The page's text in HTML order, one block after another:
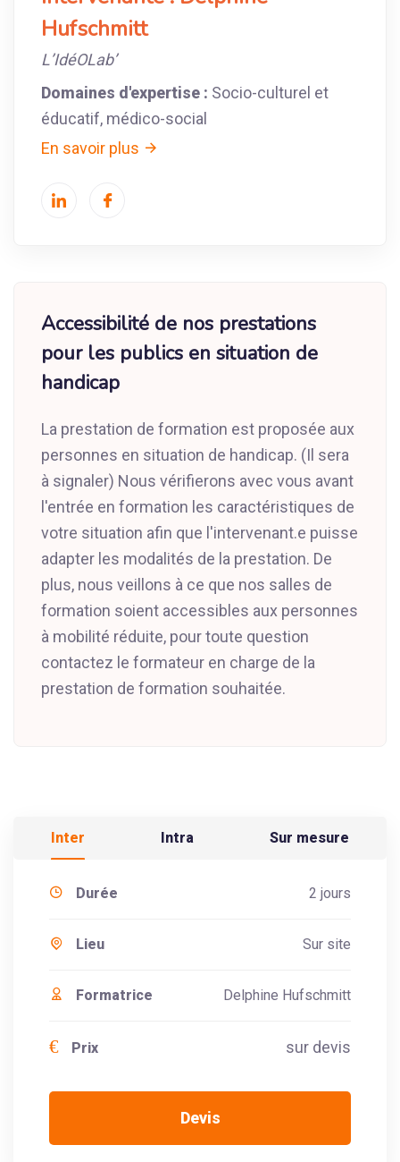
Hufschmitt
L’IdéOLab’
Domaines d'expertise : Socio-culturel et
éducatif, médico-social
En savoir plus
Accessibilité de nos prestations
pour les publics en situation de
handicap
La prestation de formation est proposée aux
personnes en situation de handicap. (Il sera
à signaler) Nous vérifierons avec vous avant
l'entrée en formation les caractéristiques de
votre situation afin que l'intervenant.e puisse
adapter les modalités de la prestation. De
plus, nous veillons à ce que nos salles de
formation soient accessibles aux personnes
à mobilité réduite, pour toute question
contactez le formateur en charge de la
prestation de formation souhaitée.
Inter Intra Sur mesure
Durée 2 jours
Lieu Sur site
Formatrice Delphine Hufschmitt
€ Prix sur devis
Devis